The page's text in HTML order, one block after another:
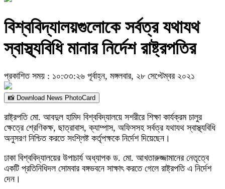
বিশ্ববিদ্যালয়গুলোকে সর্বত্র যথাযথ
স্বাস্থ্যবিধি মানার নির্দেশ রাষ্ট্রপতির
প্রকাশিত সময় : ১০:৩৩:২৬ পূর্বাহ্ন, মঙ্গলবার, ২৮ সেপ্টেম্বর ২০২১
📸 Download News PhotoCard
রাষ্ট্রপতি মো. আবদুল হামিদ বিশ্ববিদ্যালয়ে সশরীরে শিক্ষা কার্যক্রম চালুর
ক্ষেত্রে শ্রেণিকক্ষ, ছাত্রাবাস, ক্যাম্পাস, অফিসসহ সর্বত্র যথাযথ স্বাস্থ্যবিধি
অনুসরণ নিশ্চিত করতে সংশ্লিষ্ট কর্তৃপক্ষকে নির্দেশ দিয়েছেন।
ঢাকা বিশ্ববিদ্যালয়ের উপাচার্য অধ্যাপক ড. মো. আখতারুজ্জামানের নেতৃত্বে
একটি প্রতিনিধিদল সোমবার বঙ্গভবনে সাক্ষাৎ করতে গেলে রাষ্ট্রপতি এ নির্দেশ
দেন।